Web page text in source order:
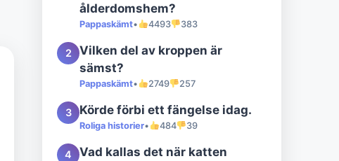
ålderdomshem?
Pappaskämt• 4493 383
2
Vilken del av kroppen är
sämst?
Pappaskämt• 2749 257
3 Körde förbi ett fängelse idag.
Roliga historier• 484 39
4
Vad kallas det när katten